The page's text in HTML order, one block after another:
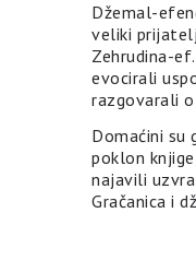
Džemal-
veliki
Zehrudina-
evocirali
razgovarali
Domaćini su
poklon
najavili
Gračanica i